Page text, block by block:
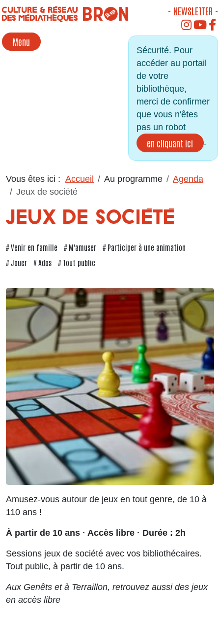
Menu
- NEWSLETTER -
Sécurité. Pour
accéder au portail
de votre
bibliothèque,
merci de confirmer
que vous n'êtes
pas un robot
en cliquant ici .
Vous êtes ici : Accueil Au programme
Agenda
Jeux de société
JEUX DE SOCIÉTÉ
Venir en famille M'amuser
Participer à une animation
Jouer
Ados Tout public
Amusez-vous autour de jeux en tout genre, de 10 à
110 ans !
À partir de 10 ans · Accès libre · Durée : 2h
Sessions jeux de société avec vos bibliothécaires.
Tout public, à partir de 10 ans.
Aux Genêts et à Terraillon, retrouvez aussi des jeux
en accès libre
Panneau de gestion des cookies